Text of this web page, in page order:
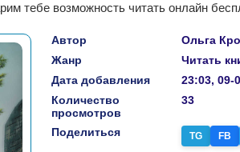
тебе возможность читать онлайн
Автор
Ольга
Жанр
Читать
Дата добавления
23:03, 09-
Количество
просмотров
33
Поделиться TG FB